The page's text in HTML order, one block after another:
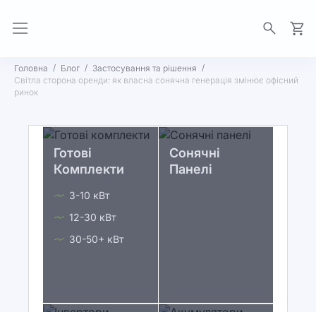
Головна Блог
Застосування та рішення
Світла сторона оренди: як власна сонячна генерація змінює офісний
ринок
Готові
Комплекти
3-10 кВт
12-30 кВт
30-50+ кВт
Сонячні
Панелі